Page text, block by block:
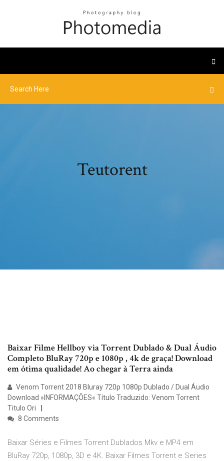
Teutorent
Baixar Filme Hellboy via Torrent Dublado & Dual Áudio
Completo BluRay 720p e 1080p , 4k de graça! Download
em ótima qualidade! Ao chegar à Terra ainda
Venom Torrent 2018 Bluray 720p 1080p Dublado / Dual Áudio
Download »INFORMAÇÕES« Título Traduzido: Venom Torrent
Titulo Ori
8 Comments
Baixar Séries e Filmes Torrent Dublados Mkv e MP4 em
BluRay 720p, 1080p, 3D e 4K. Baixar Filmes Torrent e Series